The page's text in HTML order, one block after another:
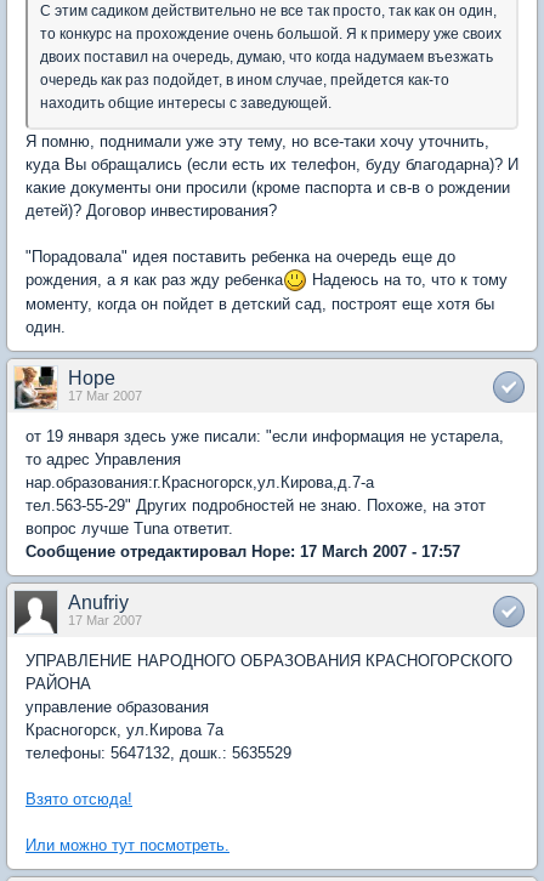
С этим садиком действительно не все так просто, так как он один,
то конкурс на прохождение очень большой. Я к примеру уже своих
двоих поставил на очередь, думаю, что когда надумаем въезжать
очередь как раз подойдет, в ином случае, прейдется как-то
находить общие интересы с заведующей.
Я помню, поднимали уже эту тему, но все-таки хочу уточнить,
куда Вы обращались (если есть их телефон, буду благодарна)? И
какие документы они просили (кроме паспорта и св-в о рождении
детей)? Договор инвестирования?
"Порадовала" идея поставить ребенка на очередь еще до
рождения, а я как раз жду ребенка
Надеюсь на то, что к тому
моменту, когда он пойдет в детский сад, построят еще хотя бы
один.
Hope
17 Mar 2007
от 19 января здесь уже писали: "если информация не устарела,
то адрес Управления
нар.образования:г.Красногорск,ул.Кирова,д.7-а
тел.563-55-29" Других подробностей не знаю. Похоже, на этот
вопрос лучше Tuna ответит.
Сообщение отредактировал Hope: 17 March 2007 - 17:57
Anufriy
17 Mar 2007
УПРАВЛЕНИЕ НАРОДНОГО ОБРАЗОВАНИЯ КРАСНОГОРСКОГО
РАЙОНА
управление образования
Красногорск, ул.Кирова 7а
телефоны: 5647132, дошк.: 5635529
Взято отсюда!
Или можно тут посмотреть.